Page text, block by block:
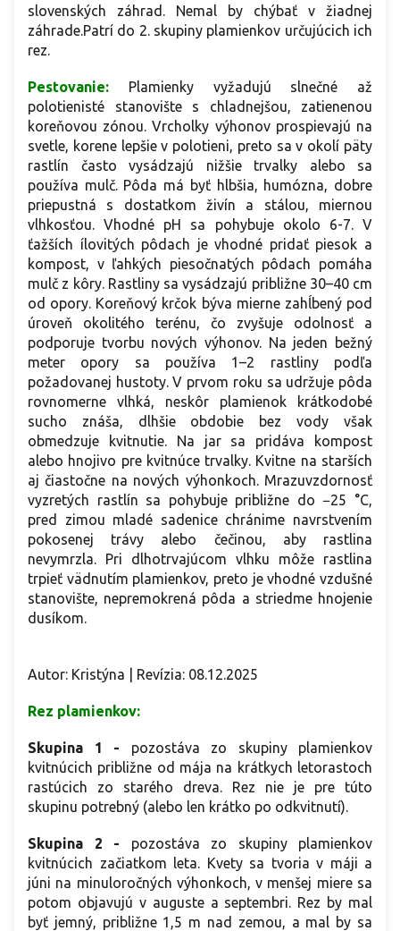
slovenských záhrad. Nemal by chýbať v žiadnej
záhrade.Patrí do 2. skupiny plamienkov určujúcich ich
rez.
Pestovanie: Plamienky vyžadujú slnečné až
polotienisté stanovište s chladnejšou, zatienenou
koreňovou zónou. Vrcholky výhonov prospievajú na
svetle, korene lepšie v polotieni, preto sa v okolí päty
rastlín často vysádzajú nižšie trvalky alebo sa
používa mulč. Pôda má byť hlbšia, humózna, dobre
priepustná s dostatkom živín a stálou, miernou
vlhkosťou. Vhodné pH sa pohybuje okolo 6-7. V
ťažších ílovitých pôdach je vhodné pridať piesok a
kompost, v ľahkých piesočnatých pôdach pomáha
mulč z kôry. Rastliny sa vysádzajú približne 30–40 cm
od opory. Koreňový krčok býva mierne zahĺbený pod
úroveň okolitého terénu, čo zvyšuje odolnosť a
podporuje tvorbu nových výhonov. Na jeden bežný
meter opory sa používa 1–2 rastliny podľa
požadovanej hustoty. V prvom roku sa udržuje pôda
rovnomerne vlhká, neskôr plamienok krátkodobé
sucho znáša, dlhšie obdobie bez vody však
obmedzuje kvitnutie. Na jar sa pridáva kompost
alebo hnojivo pre kvitnúce trvalky. Kvitne na starších
aj čiastočne na nových výhonkoch. Mrazuvzdornosť
vyzretých rastlín sa pohybuje približne do −25 °C,
pred zimou mladé sadenice chránime navrstvením
pokosenej trávy alebo čečinou, aby rastlina
nevymrzla. Pri dlhotrvajúcom vlhku môže rastlina
trpieť vädnutím plamienkov, preto je vhodné vzdušné
stanovište, nepremokrená pôda a striedme hnojenie
dusíkom.
Autor: Kristýna | Revízia: 08.12.2025
Rez plamienkov:
Skupina 1 - pozostáva zo skupiny plamienkov
kvitnúcich približne od mája na krátkych letorastoch
rastúcich zo starého dreva. Rez nie je pre túto
skupinu potrebný (alebo len krátko po odkvitnutí).
Skupina 2 - pozostáva zo skupiny plamienkov
kvitnúcich začiatkom leta. Kvety sa tvoria v máji a
júni na minuloročných výhonkoch, v menšej miere sa
potom objavujú v auguste a septembri. Rez by mal
byť jemný, približne 1,5 m nad zemou, a mal by sa